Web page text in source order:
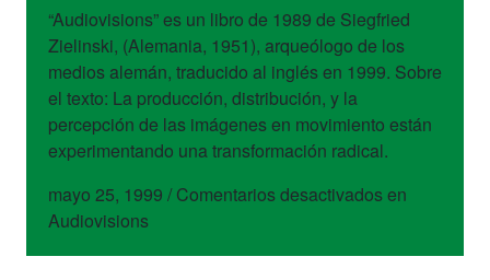
“Audiovisions” es un libro de 1989 de Siegfried
Zielinski, (Alemania, 1951), arqueólogo de los
medios alemán, traducido al inglés en 1999. Sobre
el texto: La producción, distribución, y la
percepción de las imágenes en movimiento están
experimentando una transformación radical.
mayo 25, 1999 / Comentarios desactivadosen
Audiovisions